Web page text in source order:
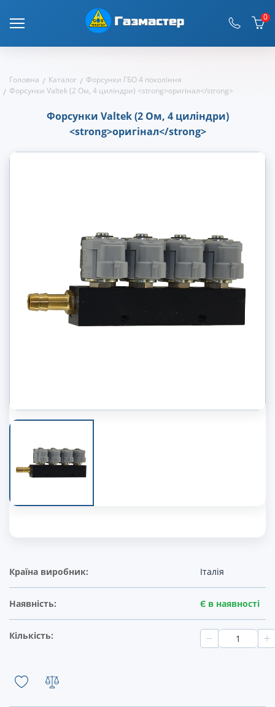
0
Головна Каталог
Форсунки ГБО 4 покоління
Форсунки Valtek (2 Ом, 4 циліндри) <strong>оригінал</strong>
Форсунки Valtek (2 Ом, 4 циліндри)
<strong>оригінал</strong>
Країна виробник: Італія
Наявність: Є в наявності
Кількість: